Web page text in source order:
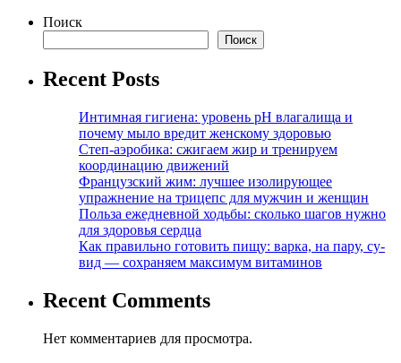
Поиск
Поиск
Recent Posts
Интимная гигиена: уровень pH влагалища и
почему мыло вредит женскому здоровью
Степ-аэробика: сжигаем жир и тренируем
координацию движений
Французский жим: лучшее изолирующее
упражнение на трицепс для мужчин и женщин
Польза ежедневной ходьбы: сколько шагов нужно
для здоровья сердца
Как правильно готовить пищу: варка, на пару, су-
вид — сохраняем максимум витаминов
Recent Comments
Нет комментариев для просмотра.